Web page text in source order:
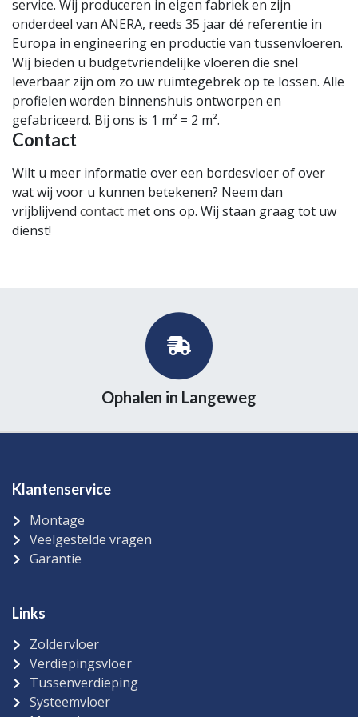
service. Wij produceren in eigen fabriek en zijn
onderdeel van ANERA, reeds 35 jaar dé referentie in
Europa in engineering en productie van tussenvloeren.
Wij bieden u budgetvriendelijke vloeren die snel
leverbaar zijn om zo uw ruimtegebrek op te lossen. Alle
profielen worden binnenshuis ontworpen en
gefabriceerd. Bij ons is 1 m² = 2 m².
Contact
Wilt u meer informatie over een bordesvloer of over
wat wij voor u kunnen betekenen? Neem dan
vrijblijvend contact met ons op. Wij staan graag tot uw
dienst!
Ophalen in Langeweg
Klantenservice
Montage
Veelgestelde vragen
Garantie
Links
Zoldervloer
Verdiepingsvloer
Tussenverdieping
Systeemvloer